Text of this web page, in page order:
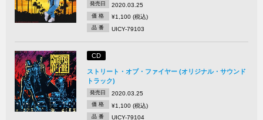
発売日 2020.03.25
価 格 ¥1,100 (税込)
品 番 UICY-79103
CD
ストリート・オブ・ファイヤー (オリジナル・サウンド
トラック)
発売日 2020.03.25
価 格 ¥1,100 (税込)
品 番 UICY-79104